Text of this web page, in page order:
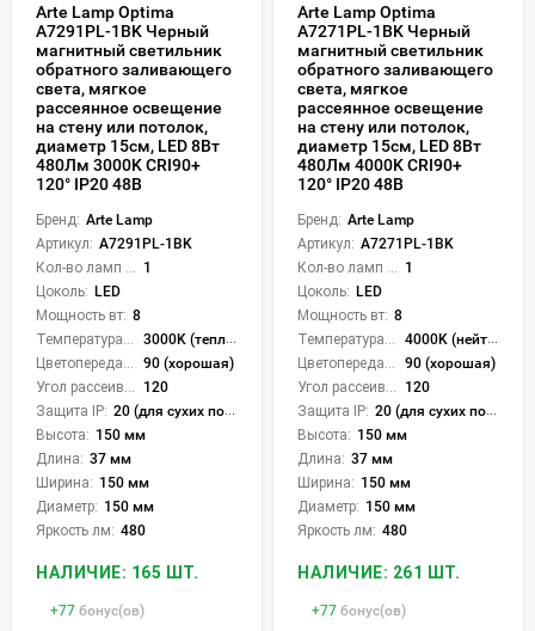
Arte Lamp Optima
A7291PL-1BK Черный
магнитный светильник
обратного заливающего
света, мягкое
рассеянное освещение
на стену или потолок,
диаметр 15см, LED 8Вт
480Лм 3000K CRI90+
120° IP20 48В
Бренд: Arte Lamp
Артикул: A7291PL-1BK
1
Цоколь: LED
Мощность вт: 8
3000K (теплый)
90 (хорошая)
120
Защита IP: 20 (для сухих пом.)
Высота: 150 мм
Длина: 37 мм
Ширина: 150 мм
Диаметр: 150 мм
Яркость лм: 480
НАЛИЧИЕ: 165 ШТ.
+77 бонус(ов)
Arte Lamp Optima
A7271PL-1BK Черный
магнитный светильник
обратного заливающего
света, мягкое
рассеянное освещение
на стену или потолок,
диаметр 15см, LED 8Вт
480Лм 4000K CRI90+
120° IP20 48В
Бренд: Arte Lamp
Артикул: A7271PL-1BK
1
Цоколь: LED
Мощность вт: 8
4000K (нейтральный)
90 (хорошая)
120
Защита IP: 20 (для сухих пом.)
Высота: 150 мм
Длина: 37 мм
Ширина: 150 мм
Диаметр: 150 мм
Яркость лм: 480
НАЛИЧИЕ: 261 ШТ.
+77 бонус(ов)